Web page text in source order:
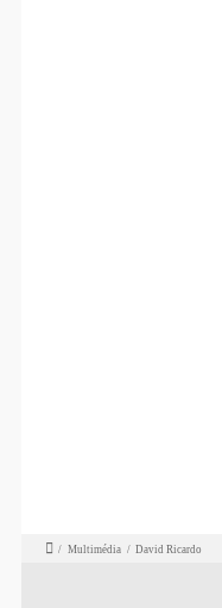
/ Multimédia / David Ricardo